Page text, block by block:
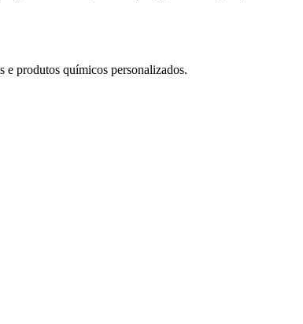
e produtos químicos personalizados.